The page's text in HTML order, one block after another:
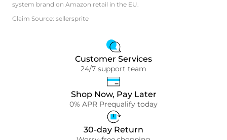
system brand on Amazon retail in the EU.
Claim Source: sellersprite
Customer Services
24/7 support team
Shop Now, Pay Later
0% APR Prequalify today
30-day Return